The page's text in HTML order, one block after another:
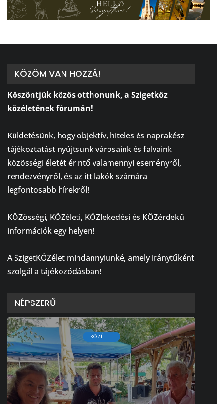
KÖZÖM VAN HOZZÁ!
Köszöntjük közös otthonunk, a Szigetköz
közéletének fórumán!
Küldetésünk, hogy objektív, hiteles és naprakész
tájékoztatást nyújtsunk városaink és falvaink
közösségi életét érintő valamennyi eseményről,
rendezvényről, és az itt lakók számára
legfontosabb hírekről!
KÖZösségi, KÖZéleti, KÖZlekedési és KÖZérdekű
információk egy helyen!
A SzigetKÖZélet mindannyiunké, amely iránytűként
szolgál a tájékozódásban!
NÉPSZERŰ
KÖZÉLET